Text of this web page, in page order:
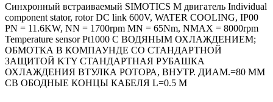
Синхронный встраиваемый SIMOTICS M двигатель Individual
component stator, rotor DC link 600V, WATER COOLING, IP00
PN = 11.6KW, NN = 1700rpm MN = 65Nm, NMAX = 8000rpm
Temperature sensor Pt1000 С ВОДЯНЫМ ОХЛАЖДЕНИЕМ;
ОБМОТКА В КОМПАУНДЕ СО СТАНДАРТНОЙ
ЗАЩИТОЙ KTY СТАНДАРТНАЯ РУБАШКА
ОХЛАЖДЕНИЯ ВТУЛКА РОТОРА, ВНУТР. ДИАМ.=80 MM
СВ ОБОДНЫЕ КОНЦЫ КАБЕЛЯ L=0.5 M